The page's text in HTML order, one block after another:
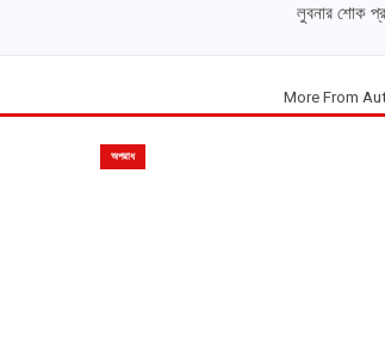
লুবনার শোক
More From
অপরাধ